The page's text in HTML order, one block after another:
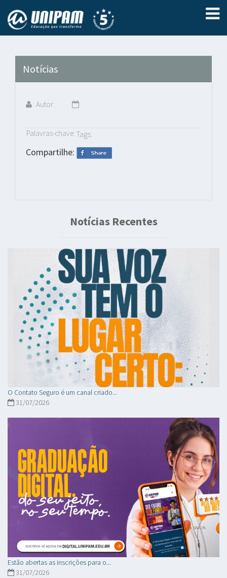
Notícias
Autor:
Palavras-chave: Tags:
Compartilhe:
Notícias Recentes
O Contato Seguro é um canal criado...
31/07/2026
Estão abertas as inscrições para o...
31/07/2026